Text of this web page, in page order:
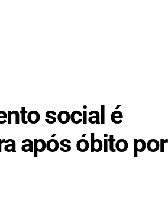
social é
após óbito por